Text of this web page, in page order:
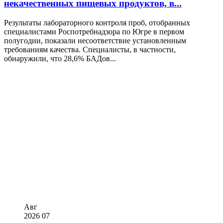
некачественных пищевых продуктов, в...
Результаты лабораторного контроля проб, отобранных
специалистами Роспотребнадзора по Югре в первом
полугодии, показали несоответствие установленным
требованиям качества. Специалисты, в частности,
обнаружили, что 28,6% БАДов...
Авг
2026 07